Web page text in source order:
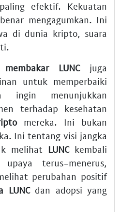
efektif. Kekuatan
mengagumkan. Ini
di dunia kripto, suara
membakar LUNCjuga
untuk memperbaiki
ingin menunjukkan
terhadap kesehatan
mereka. Ini bukan
Ini tentang visi jangka
melihat LUNCkembali
upaya terus-menerus,
perubahan positif
LUNCdan adopsi yang